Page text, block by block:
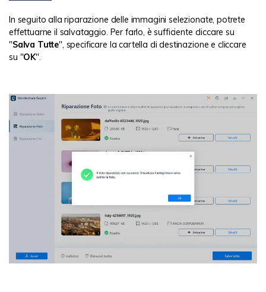
In seguito alla riparazione delle immagini selezionate, potrete
effettuarne il salvataggio. Per farlo, è sufficiente cliccare su
"Salva Tutte", specificare la cartella di destinazione e cliccare
su "OK".